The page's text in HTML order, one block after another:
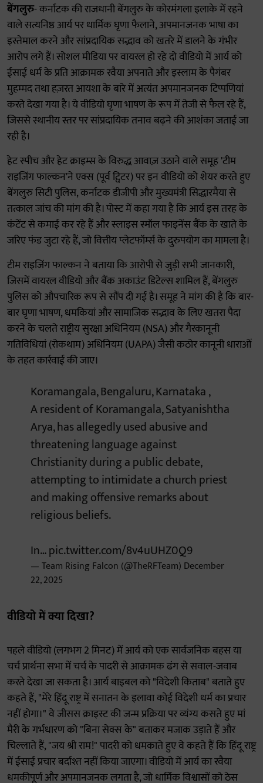
बेंगलुरु- कर्नाटक की राजधानी बेंगलुरु के कोरमंगला इलाके में रहने
वाले सत्यनिष्ठ आर्य पर धार्मिक घृणा फैलाने, अपमानजनक भाषा का
इस्तेमाल करने और सांप्रदायिक सद्भाव को खतरे में डालने के गंभीर
आरोप लगे हैं। सोशल मीडिया पर वायरल हो रहे दो वीडियो में आर्य को
ईसाई धर्म के प्रति आक्रामक रवैया अपनाते और इस्लाम के पैगंबर
मुहम्मद तथा हज़रत आयशा के बारे में अत्यंत अपमानजनक टिप्पणियां
करते देखा गया है। ये वीडियो घृणा भाषण के रूप में तेजी से फैल रहे हैं,
जिससे स्थानीय स्तर पर सांप्रदायिक तनाव बढ़ने की आशंका जताई जा
रही है।
हेट स्पीच और हेट क्राइम्स के विरुद्ध आवाज़ उठाने वाले समूह 'टीम
राइजिंग फाल्कन'ने एक्स (पूर्व ट्विटर) पर इन वीडियो को शेयर करते हुए
बेंगलुरु सिटी पुलिस, कर्नाटक डीजीपी और मुख्यमंत्री सिद्धारमैया से
तत्काल जांच की मांग की है। पोस्ट में कहा गया है कि आर्य इस तरह के
कंटेंट से कमाई कर रहे हैं और स्लाइस स्मॉल फाइनेंस बैंक के खाते के
जरिए फंड जुटा रहे हैं, जो वित्तीय प्लेटफॉर्म्स के दुरुपयोग का मामला है।
टीम राइजिंग फाल्कन ने बताया कि आरोपी से जुड़ी सभी जानकारी,
जिसमें वायरल वीडियो और बैंक अकाउंट डिटेल्स शामिल हैं, बेंगलुरु
पुलिस को औपचारिक रूप से सौंप दी गई है। समूह ने मांग की है कि बार-
बार घृणा भाषण, धमकियां और सामाजिक सद्भाव के लिए खतरा पैदा
करने के चलते राष्ट्रीय सुरक्षा अधिनियम (NSA) और गैरकानूनी
गतिविधियां (रोकथाम) अधिनियम (UAPA) जैसी कठोर कानूनी धाराओं
के तहत कार्रवाई की जाए।
Koramangala, Bengaluru, Karnataka ,
A resident of Koramangala, Satyanishtha
Arya, has allegedly used abusive and
threatening language against
Christianity during a public debate,
attempting to intimidate a church priest
and making offensive remarks about
religious beliefs.
In…pic.twitter.com/8v4uUHZ0Q9
— Team Rising Falcon (@TheRFTeam) December
22, 2025
वीडियो में क्या दिखा?
पहले वीडियो (लगभग 2 मिनट) में आर्य को एक सार्वजनिक बहस या
चर्च प्रार्थना सभा में चर्च के पादरी से आक्रामक ढंग से सवाल-जवाब
करते देखा जा सकता है। आर्य बाइबल को "विदेशी किताब" बताते हुए
कहते हैं, "मेरे हिंदू राष्ट्र में सनातन के इलावा कोई विदेशी धर्म का प्रचार
नहीं होगा।" वे जीसस क्राइस्ट की जन्म प्रक्रिया पर व्यंग्य कसते हुए मां
मैरी के गर्भधारण को "बिना सेक्स के" बताकर मजाक उड़ाते हैं और
चिल्लाते हैं, "जय श्री राम!" पादरी को धमकाते हुए वे कहते हैं कि हिंदू राष्ट्र
में ईसाई प्रचार बर्दाश्त नहीं किया जाएगा। वीडियो में आर्य का रवैया
धमकीपूर्ण और अपमानजनक लगता है, जो धार्मिक विश्वासों को ठेस